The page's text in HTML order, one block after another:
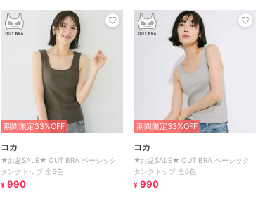
期間限定33%OFF
コカ
★お盆SALE★ OUT BRA ベーシック
タンクトップ 全6色
¥ 990
期間限定33%OFF
コカ
★お盆SALE★ OUT BRA ベーシック
タンクトップ 全6色
¥ 990